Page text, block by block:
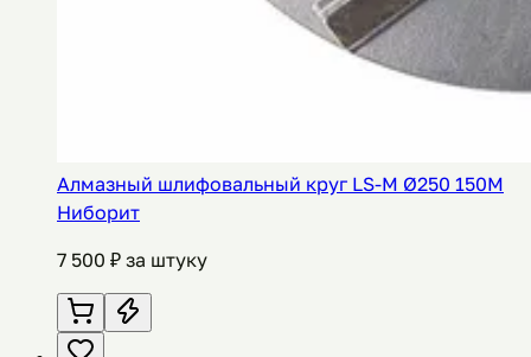
Алмазный шлифовальный круг LS-M Ø250 150M
Ниборит
7 500 ₽ за штуку